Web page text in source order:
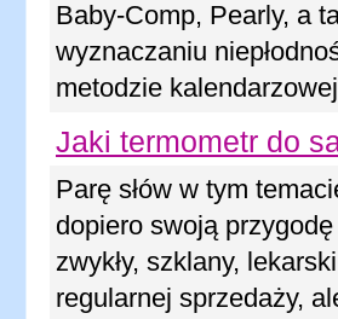
Baby-Comp, Pearly, a
wyznaczaniu
metodzie
Jaki termometr do
Parę słów w tym
dopiero swoją
zwykły, szklany,
regularnej sprzedaży,